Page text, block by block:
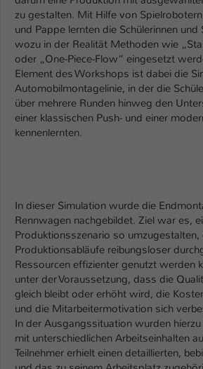
zu gestalten. Mit Hilfe von
und Pappe lernten die Schülerinnen und
wozu in der Realität Methoden wie
oder „One-Piece-Flow“ eingesetzt
Element des Workshops ist dabei die
Automobilmontagelinie, in der die
über mehrere Runden hinweg den
einer klassischen Push- und einer
kennenlernten.
In dieser Simulation wurde die
Rennwagen nachgebildet. Ziel war es,
Produktionsszenario so
Produktionsabläufe reibungsloser
Ressourcen effizienter genutzt werden
unter der Voraussetzung, dass die
gleich bleibt oder erhöht wird, die
und die Mitarbeitermotivation sich
In der Ausgangssituation wurden
mit unterschiedlichen Arbeitseinhalten
Teilnehmer erhielt einen detaillierten,
Zweck
Einstellungen. Unter
generierte ID, für die
Speicherung Ihrer
Einstellungen, falls der
Betreiber dies
Name fe_typo_user /
Anbieter
Zweck
Dieses Cookie ist ein
Cookie von TYPO3. Es
eines Intranet-Logins
kann der eingeloggte
wiedererkannt werden
Zugang zu
gewährt.
Name be_typo_user